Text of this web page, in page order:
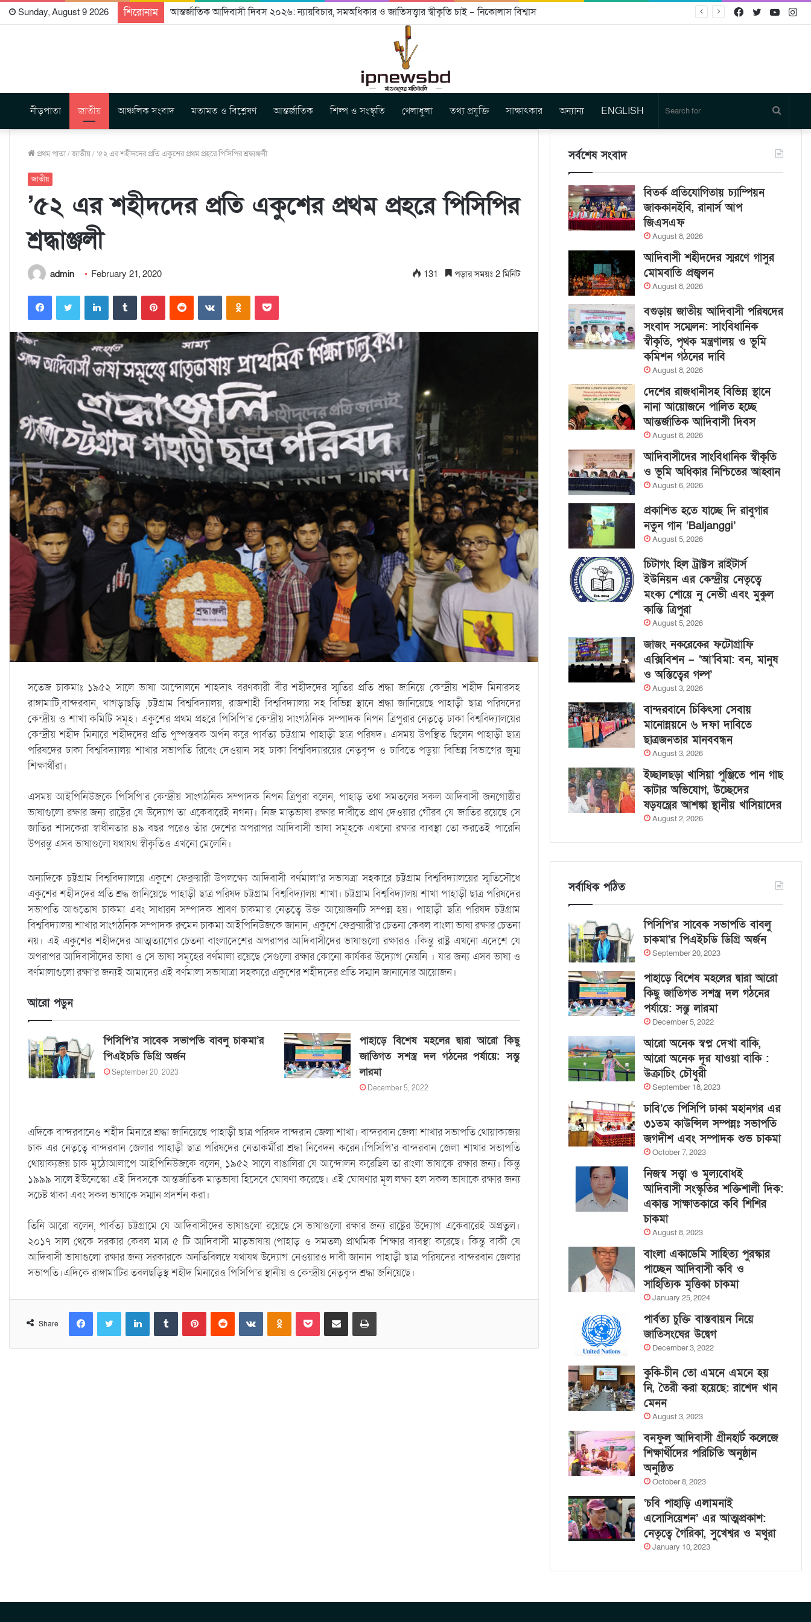
Sunday, August 9 2026 শিরোনাম আন্তর্জাতিক আদিবাসী দিবস ২০২৬: ন্যায়বিচার, সমঅধিকার ও জাতিসত্ত্বার স্বীকৃতি চাই – নিকোলাস বিশ্বাস Twitter
Facebook
নীড়পাতা জাতীয় আঞ্চলিক সংবাদ মতামত ও বিশ্লেষণ আন্তর্জাতিক শিল্প ও সংস্কৃতি খেলাধুলা তথ্য প্রযুক্তি সাক্ষাৎকার অন্যান্য ENGLISH
for
প্রথম পাতা/জাতীয়/ ’৫২ এর শহীদদের প্রতি একুশের প্রথম প্রহরে পিসিপির শ্রদ্ধাঞ্জলী
জাতীয়
’৫২ এর শহীদদের প্রতি একুশের প্রথম প্রহরে পিসিপির
শ্রদ্ধাঞ্জলী
admin February 21, 2020 131 পড়ার সময়ঃ 2 মিনিট
সতেজ চাকমাঃ ১৯৫২ সালে ভাষা আন্দোলনে শাহদাৎ বরণকারী বীর শহীদদের স্মৃতির প্রতি শ্রদ্ধা জানিয়ে কেন্দ্রীয় শহীদ মিনারসহ
রাঙ্গামাটি,বান্দরবান, খাগড়াছড়ি ,চট্টগ্রাম বিশ্ববিদ্যালয়, রাজশাহী বিশ্ববিদ্যালয় সহ বিভিন্ন স্থানে শ্রদ্ধা জানিয়েছে পাহাড়ী ছাত্র পরিষদের
কেন্দ্রীয় ও শাখা কমিটি সমূহ। একুশের প্রথম প্রহরে পিসিপি’র কেন্দ্রীয় সাংগঠনিক সম্পাদক নিপন ত্রিপুরার নেতৃত্বে ঢাকা বিশ্ববিদ্যালয়ের
কেন্দ্রীয় শহীদ মিনারে শহীদদের প্রতি পুষ্পস্তবক অর্পন করে পার্বত্য চট্টগ্রাম পাহাড়ী ছাত্র পরিষদ। এসময় উপস্থিত ছিলেন পাহাড়ী ছাত্র
পরিষদের ঢাকা বিশ্ববিদ্যালয় শাখার সভাপতি রিবেং দেওয়ান সহ ঢাকা বিশ্ববিদ্যারয়ের নেতৃবৃন্দ ও ঢাবিতে পড়ুয়া বিভিন্ন বিভাগের জুম্ম
শিক্ষার্থীরা।
এসময় আইপিনিউজকে পিসিপি’র কেন্দ্রীয় সাংগঠনিক সম্পাদক নিপন ত্রিপুরা বলেন, পাহাড় তথা সমতলের সকল আদিবাসী জনগোষ্ঠীর
ভাষাগুলো রক্ষার জন্য রাষ্ট্রের যে উদ্যোগ তা একেবারেই নগন্য। নিজ মাতৃভাষা রক্ষার দাবীতে প্রাণ দেওয়ার গৌরব যে জাতির রয়েছে সে
জাতির শাসকেরা স্বাধীনতার ৪৯ বছর পরেও তাঁর দেশের অপরাপর আদিবাসী ভাষা সমূহকে এখনো রক্ষার ব্যবস্থা তো করতেই পারেনি
উপরন্তু এসব ভাষাগুলো যথাযথ স্বীকৃতিও এখনো মেলেনি।
অন্যদিকে চট্টগ্রাম বিশ্ববিদ্যালয়ে একুশে ফেব্রুয়ারী উপলক্ষ্যে আদিবাসী বর্ণমালা’র সভাযত্রা সহকারে চট্টগ্রাম বিশ্ববিদ্যালয়ের স্মৃতিসৌধে
একুশের শহীদদের প্রতি শ্রদ্ধ জানিয়েছে পাহাড়ী ছাত্র পরিষদ চট্টগ্রাম বিশ্ববিদ্যালয় শাখা। চট্টগ্রাম বিশ্ববিদ্যালয় শাখা পাহাড়ী ছাত্র পরিষদের
সভাপতি আশুতোষ চাকমা এবং সাধারন সম্পাদক শ্রাবণ চাকমা’র নেতৃত্বে উক্ত আয়োজনটি সম্পন্ন হয়। পাহাড়ী ছত্রি পরিষদ চট্টগ্রাম
বিশ্ববিদ্যালয় শাখার সাংগঠনিক সম্পাদক রুমেন চাকমা আইপিনিউজকে জানান, একুশে ফেব্রুয়ারী’র চেতনা কেবল বাংলা ভাষা রক্ষার চেতনা
নয়। এই একুশের শহীদদের আত্মত্যাগের চেতনা বাংলাদেশের অপরাপর আদিবাসীদের ভাষাগুলো রক্ষারও ।কিন্তু রাষ্ট্র এখনো এদেশে যে
অপরাপর আদিবাসীদের ভাষা ও সে ভাষা সমূহের বর্ণমালা রয়েছে সেগুলো রক্ষার কোনো কার্যকর উদ্যোগ নেয়নি । যার জন্য এসব ভাষা ও
বর্ণমালাগুলো রক্ষা’র জন্যই আমাদের এই বর্ণমালা সভাযাত্রা সহকারে একুশের শহীদদের প্রতি সম্মান জানানোর আয়োজন।
আরো পড়ুন
পিসিপি’র সাবেক সভাপতি বাবলু চাকমা’র
পিএইচডি ডিগ্রি অর্জন
September 20, 2023
পাহাড়ে বিশেষ মহলের দ্বারা আরো কিছু
জাতিগত সশস্ত্র দল গঠনের পর্যায়ে: সন্তু
লারমা
December 5, 2022
এদিকে বান্দরবানেও শহীদ মিনারে শ্রদ্ধা জানিয়েছে পাহাড়ী ছাত্র পরিষদ বান্দরান জেলা শাখা। বান্দরবান জেলা শাখার সভাপতি থোয়াক্যজয়
চাক এর নেতৃত্বে বান্দরবান জেলার পাহাড়ী ছাত্র পরিষদের নেতাকর্মীরা শ্রদ্ধা নিবেদন করেন।পিসিপি’র বান্দরবান জেলা শাখার সভাপতি
থোয়াক্যজয় চাক মুঠোআলাপে আইপিনিউজকে বলেন, ১৯৫২ সালে বাঙালিরা যে আন্দোলন করেছিল তা রাংলা ভাষাকে রক্ষার জন্য। কিন্তু
১৯৯৯ সালে ইউনেস্কো এই দিবসকে আন্তর্জাতিক মাতৃভাষা হিসেবে ঘোষণা করেছে। এই ঘোষণার মূল লক্ষ্য হল সকল ভাষাকে রক্ষার জন্য
সচেষ্ট থাকা এবং সকল ভাষাকে সম্মান প্রদর্শন করা।
তিনি আরো বলেন, পার্বত্য চট্টগ্রামে যে আদিবাসীদের ভাষাগুলো রয়েছে সে ভাষাগুলো রক্ষার জন্য রাষ্ট্রের উদ্যোগ একেবারেই অপ্রতুল।
২০১৭ সাল থেকে সরকার কেবল মাত্র ৫ টি আদিবাসী মাতৃভাষায় (পাহাড় ও সমতল) প্রাথমিক শিক্ষার ব্যবস্থা করেছে। কিন্তু বাকী যে
আদিবাসী ভাষাগুলো রক্ষার জন্য সরকারকে অনতিবিলম্বে যথাযথ উদ্যোগ নেওয়ারও দাবী জানান পাহাড়ী ছাত্র পরিষদের বান্দরবান জেলার
সভাপতি।এদিকে রাঙ্গামাটির তবলছড়িস্থ শহীদ মিনারেও পিসিপি’র স্থানীয় ও কেন্দ্রীয় নেতৃবৃন্দ শ্রদ্ধা জনিয়েছে।
Share
সর্বশেষ সংবাদ
বিতর্ক প্রতিযোগিতায় চ্যাম্পিয়ন
জাককানইবি, রানার্স আপ
জিএসএফ
August 8, 2026
আদিবাসী শহীদদের স্মরণে গাসুর
মোমবাতি প্রজ্বলন
August 8, 2026
বগুড়ায় জাতীয় আদিবাসী পরিষদের
সংবাদ সম্মেলন: সাংবিধানিক
স্বীকৃতি, পৃথক মন্ত্রণালয় ও ভূমি
কমিশন গঠনের দাবি
August 8, 2026
দেশের রাজধানীসহ বিভিন্ন স্থানে
নানা আয়োজনে পালিত হচ্ছে
আন্তর্জাতিক আদিবাসী দিবস
August 8, 2026
আদিবাসীদের সাংবিধানিক স্বীকৃতি
ও ভূমি অধিকার নিশ্চিতের আহ্বান
August 6, 2026
প্রকাশিত হতে যাচ্ছে দি রাবুগার
নতুন গান ‘Baljanggi’
August 5, 2026
চিটাগং হিল ট্রাক্টস রাইটার্স
ইউনিয়ন এর কেন্দ্রীয় নেতৃত্বে
মংক্য শোয়ে নু নেভী এবং মুকুল
কান্তি ত্রিপুরা
August 5, 2026
জাজং নকরেকের ফটোগ্রাফি
এক্সিবিশন – ‘আ’বিমা: বন, মানুষ
ও অস্তিত্বের গল্প’
August 3, 2026
বান্দরবানে চিকিৎসা সেবায়
মানোন্নয়নে ৬ দফা দাবিতে
ছাত্রজনতার মানববন্ধন
August 3, 2026
ইচ্ছালছড়া খাসিয়া পুঞ্জিতে পান গাছ
কাটার অভিযোগ, উচ্ছেদের
ষড়যন্ত্রের আশঙ্কা স্থানীয় খাসিয়াদের
August 2, 2026
সর্বাধিক পঠিত
পিসিপি’র সাবেক সভাপতি বাবলু
চাকমা’র পিএইচডি ডিগ্রি অর্জন
September 20, 2023
পাহাড়ে বিশেষ মহলের দ্বারা আরো
কিছু জাতিগত সশস্ত্র দল গঠনের
পর্যায়ে: সন্তু লারমা
December 5, 2022
আরো অনেক স্বপ্ন দেখা বাকি,
আরো অনেক দূর যাওয়া বাকি :
উক্রাচিং চৌধুরী
September 18, 2023
ঢাবি’তে পিসিপি ঢাকা মহানগর এর
৩১তম কাউন্সিল সম্পন্নঃ সভাপতি
জগদীশ এবং সম্পাদক শুভ চাকমা
October 7, 2023
নিজস্ব সত্ত্বা ও মূল্যবোধই
আদিবাসী সংস্কৃতির শক্তিশালী দিক:
একান্ত সাক্ষাতকারে কবি শিশির
চাকমা
August 8, 2023
বাংলা একাডেমি সাহিত্য পুরস্কার
পাচ্ছেন আদিবাসী কবি ও
সাহিত্যিক মৃত্তিকা চাকমা
January 25, 2024
পার্বত্য চুক্তি বাস্তবায়ন নিয়ে
জাতিসংঘের উদ্বেগ
December 3, 2022
কুকি-চীন তো এমনে এমনে হয়
নি, তৈরী করা হয়েছে: রাশেদ খান
মেনন
August 3, 2023
বনফুল আদিবাসী গ্রীনহার্ট কলেজে
শিক্ষার্থীদের পরিচিতি অনুষ্ঠান
অনুষ্ঠিত
October 8, 2023
‘চবি পাহাড়ি এলামনাই
এসোসিয়েশন’ এর আত্মপ্রকাশ:
নেতৃত্বে গৈরিকা, সুখেশ্বর ও মথুরা
January 10, 2023